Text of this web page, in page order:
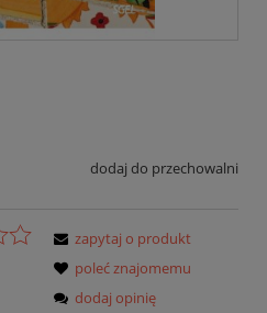
dodaj do przechowalni
zapytaj o produkt
poleć znajomemu
dodaj opinię